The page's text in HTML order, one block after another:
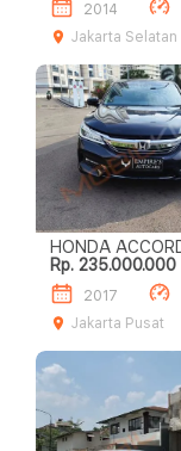
2014
Jakarta Selatan
Rp. 235.000.000
2017
Jakarta Pusat